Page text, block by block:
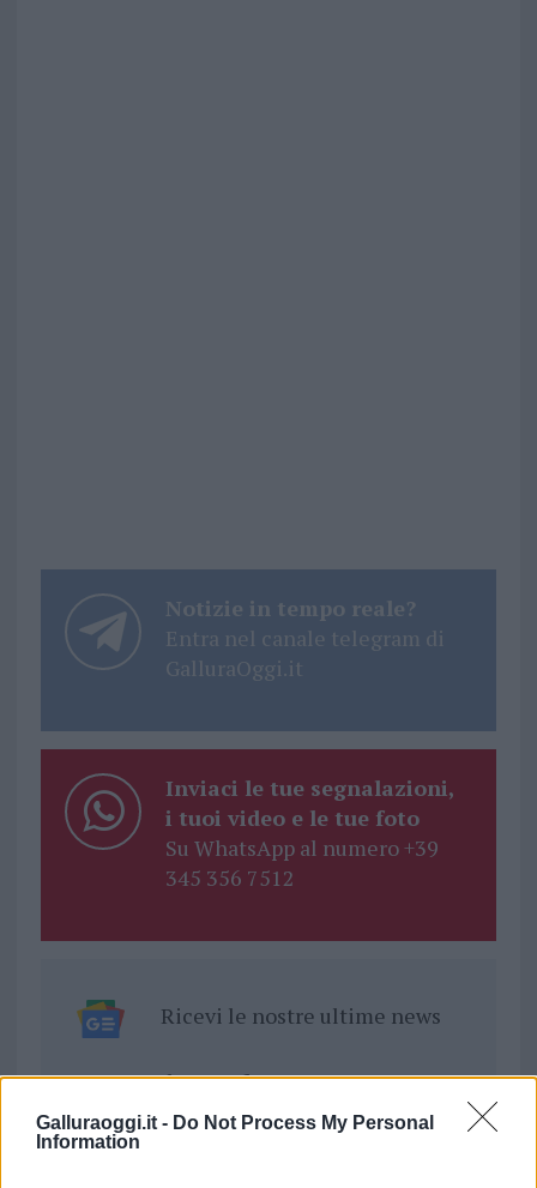
Galluraoggi.it - Do Not Process My Personal
Information
Notizie in tempo reale?
Entra nel canale telegram di
GalluraOggi.it
Inviaci le tue segnalazioni,
i tuoi video e le tue foto
Su WhatsApp al numero +39
345 356 7512
Ricevi le nostre ultime news
daGoogle News